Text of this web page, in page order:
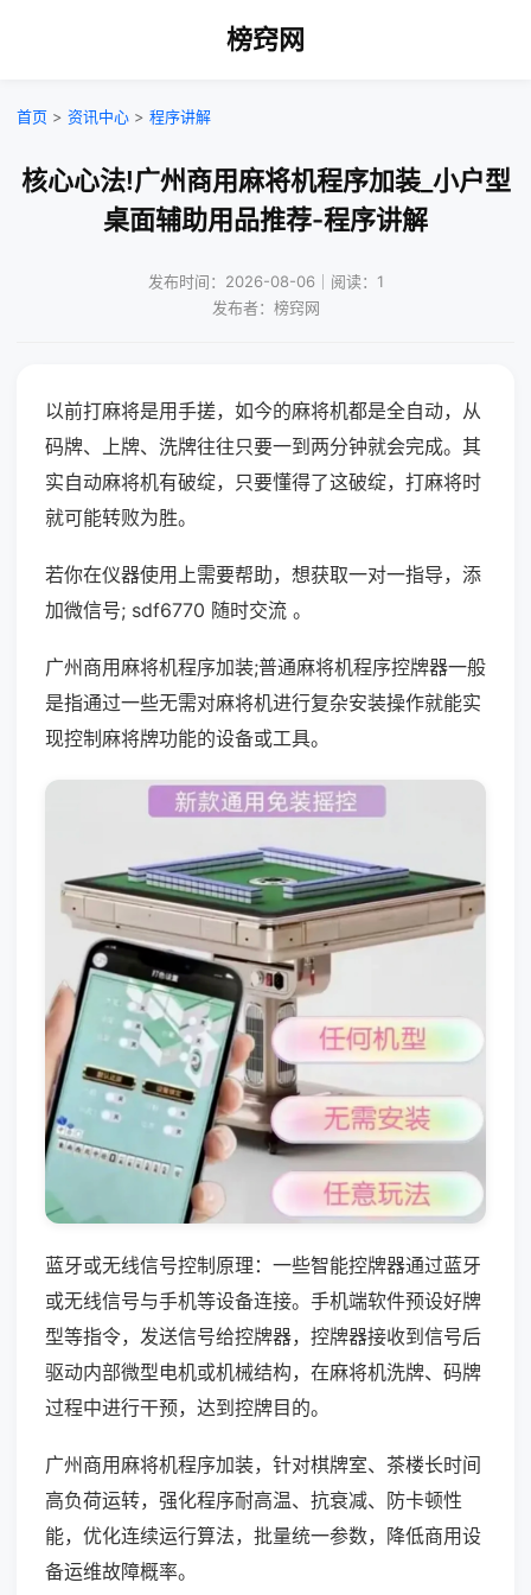
榜窍网
首页 > 资讯中心 > 程序讲解
核心心法!广州商用麻将机程序加装_小户型
桌面辅助用品推荐-程序讲解
发布时间：2026-08-06｜阅读：1
发布者：榜窍网
以前打麻将是用手搓，如今的麻将机都是全自动，从
码牌、上牌、洗牌往往只要一到两分钟就会完成。其
实自动麻将机有破绽，只要懂得了这破绽，打麻将时
就可能转败为胜。
若你在仪器使用上需要帮助，想获取一对一指导，添
加微信号; sdf6770 随时交流 。
广州商用麻将机程序加装;普通麻将机程序控牌器一般
是指通过一些无需对麻将机进行复杂安装操作就能实
现控制麻将牌功能的设备或工具。
蓝牙或无线信号控制原理：一些智能控牌器通过蓝牙
或无线信号与手机等设备连接。手机端软件预设好牌
型等指令，发送信号给控牌器，控牌器接收到信号后
驱动内部微型电机或机械结构，在麻将机洗牌、码牌
过程中进行干预，达到控牌目的。
广州商用麻将机程序加装，针对棋牌室、茶楼长时间
高负荷运转，强化程序耐高温、抗衰减、防卡顿性
能，优化连续运行算法，批量统一参数，降低商用设
备运维故障概率。